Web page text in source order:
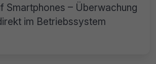
Smartphones – Überwachung
im Betriebssystem